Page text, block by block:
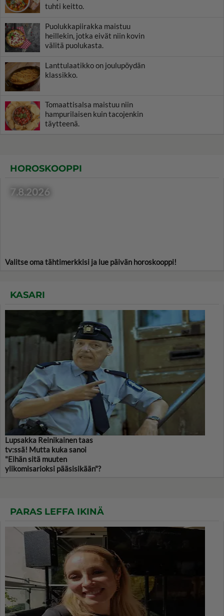
tuhti keitto.
Puolukkapiirakka maistuu
heillekin, jotka eivät niin kovin
välitä puolukasta.
Lanttulaatikko on joulupöydän
klassikko.
Tomaattisalsa maistuu niin
hampurilaisen kuin tacojenkin
täytteenä.
HOROSKOOPPI
7.8.2026
Valitse oma tähtimerkkisi ja lue päivän horoskooppi!
KASARI
Lupsakka Reinikainen taas
tv:ssä! Mutta kuka sanoi
"Eihän sitä muuten
ylikomisarioksi pääsisikään"?
PARAS LEFFA IKINÄ